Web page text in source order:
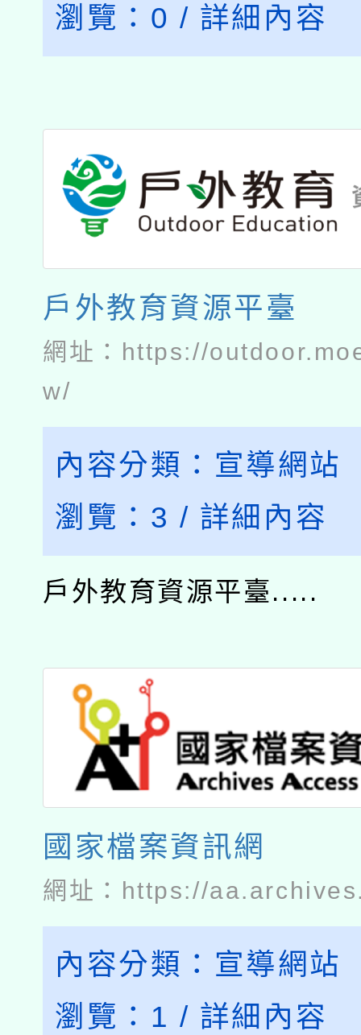
瀏覽： 0 / 詳細內容
戶外教育資源平臺
網址： https://
w/
內容分類： 宣導網站
瀏覽： 3 / 詳細內容
戶外教育資源平臺.....
國家檔案資訊網
網址： https://
內容分類： 宣導網站
瀏覽： 1 / 詳細內容